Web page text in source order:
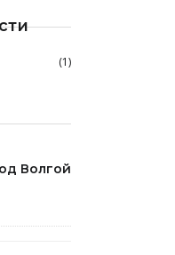
(1)
Волгой